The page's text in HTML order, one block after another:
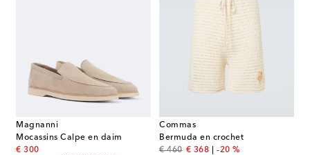
Magnanni
Mocassins Calpe en daim
€ 300
original price
Commas
Bermuda en crochet
€ 460
original price
€ 368
discount price
-20 %